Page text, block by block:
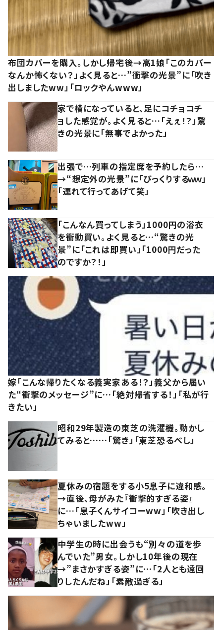
布団カバーを購入。しかし帰宅後→高1娘「このカバー
なんか怖くない？」よく見ると…”衝撃の光景”に「吹き
出しましたww」「ロックやんwww」
家で横になっていると、足にコチョコチ
ョした感覚が。よく見ると…「えぇ！？」驚
きの光景に「無事でよかった」
出張で…列車の指定席を予約したら…
→“想定外の光景”に「びっくりするｗｗ」
「連れて行ってあげて笑」
「こんなん買ってしまう」1000円の浴衣
を衝動買い。よく見ると…“驚きの光
景”に「これは即買い」「1000円だった
のですか？！」
嫁「こんな帰りたくなる義実家ある！？」義父から届い
た“衝撃のメッセージ”に…「絶対帰省する！」「私が行
きたい」
昭和29年製造の東芝の洗濯機。動かし
てみると……「驚き」「東芝恐るべし」
夏休みの宿題をする小5息子に違和感。
→直後、母がみた『衝撃的すぎる姿』
に…「息子くんサイコーww」「吹き出し
ちゃいましたww」
中学生の時に出会うも“別々の道を歩
んでいた”男女。しかし10年後の現在
→”まさかすぎる姿”に…「2人とも遠回
りしたんだね」「素敵過ぎる」